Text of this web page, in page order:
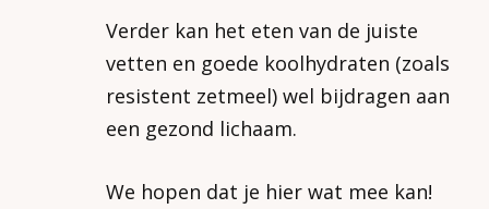
Verder kan het eten van de juiste
vetten en goede koolhydraten (zoals
resistent zetmeel) wel bijdragen aan
een gezond lichaam.
We hopen dat je hier wat mee kan!